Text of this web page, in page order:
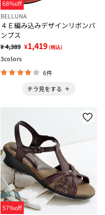
68%off
BELLUNA
４Ｅ編み込みデザインリボンパ
ンプス
¥ 4,389 ¥1,419 (税込)
3colors
6件
チラ見をする
57%off